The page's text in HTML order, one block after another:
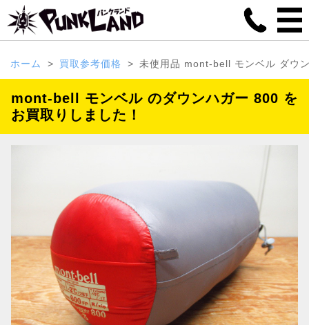
ホーム 買取参考価格 未使用品 mont-bell モンベル ダウ
mont-bell モンベル のダウンハガー 800 を
お買取りしました！